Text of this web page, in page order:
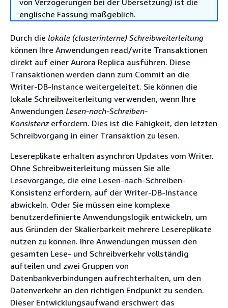
von Verzögerungen bei der Übersetzung) ist die
englische Fassung maßgeblich.
Durch die lokale (clusterinterne) Schreibweiterleitung
können Ihre Anwendungen read/write Transaktionen
direkt auf einer Aurora Replica ausführen. Diese
Transaktionen werden dann zum Commit an die
Writer-DB-Instance weitergeleitet. Sie können die
lokale Schreibweiterleitung verwenden, wenn Ihre
Anwendungen Lesen-nach-Schreiben-
Konsistenzerfordern. Dies ist die Fähigkeit, den letzten
Schreibvorgang in einer Transaktion zu lesen.
Lesereplikate erhalten asynchron Updates vom Writer.
Ohne Schreibweiterleitung müssen Sie alle
Lesevorgänge, die eine Lesen-nach-Schreiben-
Konsistenz erfordern, auf der Writer-DB-Instance
abwickeln. Oder Sie müssen eine komplexe
benutzerdefinierte Anwendungslogik entwickeln, um
aus Gründen der Skalierbarkeit mehrere Lesereplikate
nutzen zu können. Ihre Anwendungen müssen den
gesamten Lese- und Schreibverkehr vollständig
aufteilen und zwei Gruppen von
Datenbankverbindungen aufrechterhalten, um den
Datenverkehr an den richtigen Endpunkt zu senden.
Dieser Entwicklungsaufwand erschwert das